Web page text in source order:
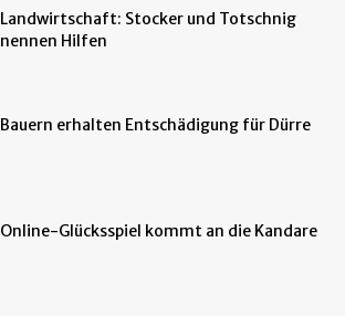
Landwirtschaft: Stocker und Totschnig
nennen Hilfen
Bauern erhalten Entschädigung für Dürre
Online-Glücksspiel kommt an die Kandare